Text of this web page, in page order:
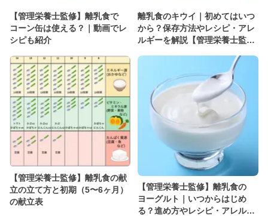
【管理栄養士監修】離乳食で
コーン缶は使える？｜動画でレ
シピも紹介
離乳食のキウイ｜初めてはいつ
から？保存方法やレシピ・アレ
ルギーを解説【管理栄養士監
【管理栄養士監修】離乳食の献
立の立て方と初期（5〜6ヶ月）
の献立表
【管理栄養士監修】離乳食の
ヨーグルト｜いつからはじめ
る？進め方やレシピ・アレル